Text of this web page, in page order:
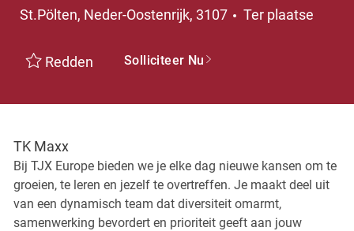
St.Pölten, Neder-Oostenrijk, 3107
Ter plaatse
Redden Solliciteer Nu
TK Maxx
Bij TJX Europe bieden we je elke dag nieuwe kansen om te
groeien, te leren en jezelf te overtreffen. Je maakt deel uit
van een dynamisch team dat diversiteit omarmt,
samenwerking bevordert en prioriteit geeft aan jouw